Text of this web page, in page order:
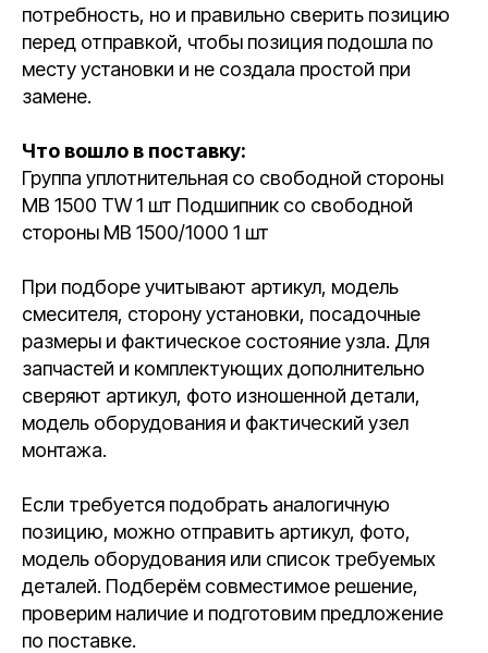
потребность, но и правильно сверить позицию
перед отправкой, чтобы позиция подошла по
месту установки и не создала простой при
замене.
Что вошло в поставку:
Группа уплотнительная со свободной стороны
MB 1500 TW 1 шт Подшипник со свободной
стороны MB 1500/1000 1 шт
При подборе учитывают артикул, модель
смесителя, сторону установки, посадочные
размеры и фактическое состояние узла. Для
запчастей и комплектующих дополнительно
сверяют артикул, фото изношенной детали,
модель оборудования и фактический узел
монтажа.
Если требуется подобрать аналогичную
позицию, можно отправить артикул, фото,
модель оборудования или список требуемых
деталей. Подберём совместимое решение,
проверим наличие и подготовим предложение
по поставке.